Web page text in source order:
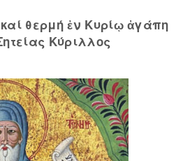
θερμή ἐν Κυρίῳ ἀγάπη
Κύριλλος